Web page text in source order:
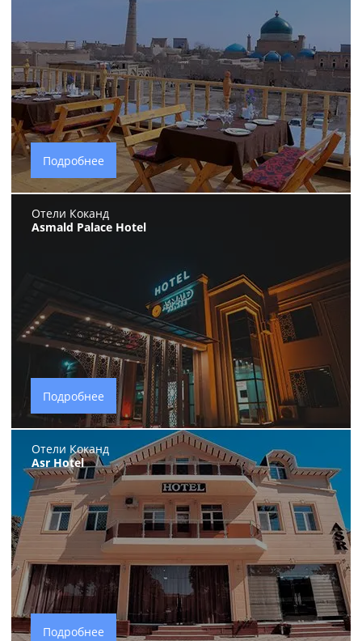
Подробнее
Отели Коканд
Asmald Palace Hotel
Подробнее
Отели Коканд
Asr Hotel
Подробнее